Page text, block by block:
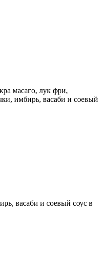
масаго, лук фри,
имбирь, васаби и соевый
васаби и соевый соус в